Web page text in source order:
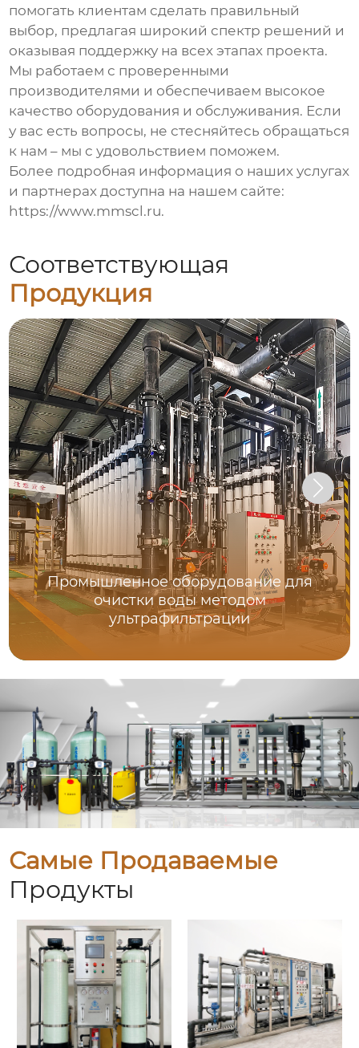
помогать клиентам сделать правильный
выбор, предлагая широкий спектр решений и
оказывая поддержку на всех этапах проекта.
Мы работаем с проверенными
производителями и обеспечиваем высокое
качество оборудования и обслуживания. Если
у вас есть вопросы, не стесняйтесь обращаться
к нам – мы с удовольствием поможем.
Более подробная информация о наших услугах
и партнерах доступна на нашем сайте:
https://www.mmscl.ru.
Соответствующая
Продукция
Промышленное оборудование для
очистки воды методом
ультрафильтрации
Самые Продаваемые
Продукты